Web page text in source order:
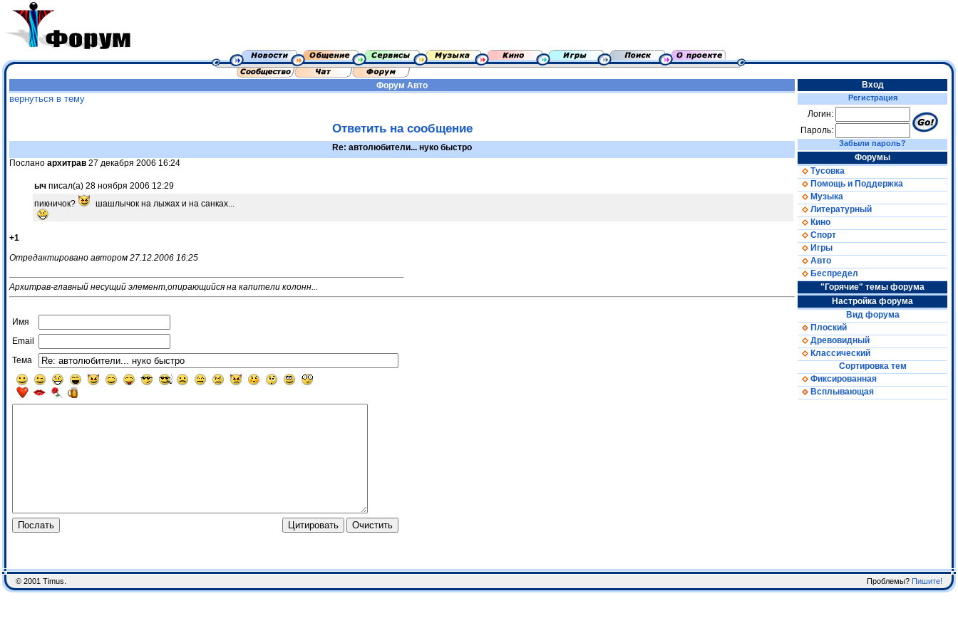
Форум Авто
вернуться в тему
Ответить на сообщение
Re: автолюбители... нуко быстро
Послано архитрав 27 декабря 2006 16:24
ыч писал(а) 28 ноября 2006 12:29
пикничок?
шашлычок на лыжах и на санках...
+1
Отредактировано автором 27.12.2006 16:25
Архитрав-главный несущий элемент,опирающийся на капители колонн...
Имя
Email
Тема
Вход
Регистрация
Логин:
Пароль:
Забыли пароль?
Форумы
Тусовка
Помощь и Поддержка
Музыка
Литературный
Кино
Спорт
Игры
Авто
Беспредел
"Горячие" темы форума
Настройка форума
Вид форума
Плоский
Древовидный
Классический
Сортировка тем
Фиксированная
Всплывающая
© 2001 Timus. Проблемы? Пишите!